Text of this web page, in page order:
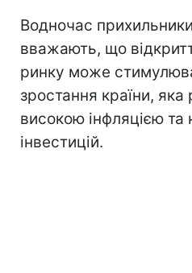
Водночас
вважають, що
ринку може
зростання країни,
високою інфляцією та
інвестицій.